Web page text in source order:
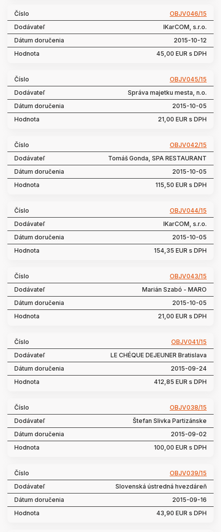
OBJV046/15
IKarCOM, s.r.o.
2015-10-12
45,00 EUR s DPH
OBJV045/15
Správa majetku mesta, n.o.
2015-10-05
21,00 EUR s DPH
OBJV042/15
Tomáš Gonda, SPA RESTAURANT
2015-10-05
115,50 EUR s DPH
OBJV044/15
IKarCOM, s.r.o.
2015-10-05
154,35 EUR s DPH
OBJV043/15
Marián Szabó - MARO
2015-10-05
21,00 EUR s DPH
OBJV041/15
LE CHÉQUE DEJEUNER Bratislava
2015-09-24
412,85 EUR s DPH
OBJV038/15
Štefan Slivka Partizánske
2015-09-02
100,00 EUR s DPH
OBJV039/15
Slovenská ústredná hvezdáreň
2015-09-16
43,90 EUR s DPH